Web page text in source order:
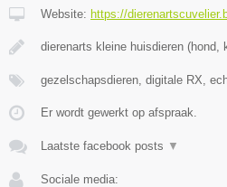
Website: https://
dierenarts kleine huisdieren (hond,
gezelschapsdieren, digitale RX,
Er wordt gewerkt op afspraak.
Laatste facebook posts ▼
Sociale media: